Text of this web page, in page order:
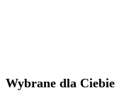
Wybrane dla Ciebie